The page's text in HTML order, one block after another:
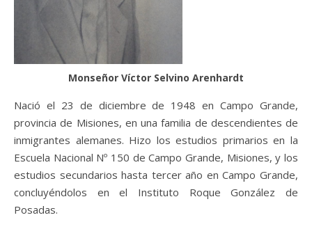
Monseñor Víctor Selvino Arenhardt
Nació el 23 de diciembre de 1948 en Campo Grande,
provincia de Misiones, en una familia de descendientes de
inmigrantes alemanes. Hizo los estudios primarios en la
Escuela Nacional Nº 150 de Campo Grande, Misiones, y los
estudios secundarios hasta tercer año en Campo Grande,
concluyéndolos en el Instituto Roque González de
Posadas.